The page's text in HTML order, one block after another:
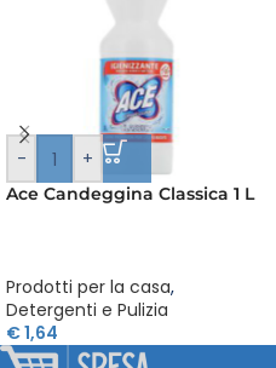
- +
Ace Candeggina Classica 1 L
Prodotti per la casa,
Detergenti e Pulizia
€1,64